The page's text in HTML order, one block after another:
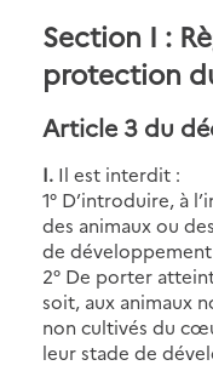
Section I :
protection
Article 3 du
I. Il est interdit :
1° D’introduire, à
des animaux ou
de
2° De porter
soit, aux animaux
non cultivés du
leur stade de